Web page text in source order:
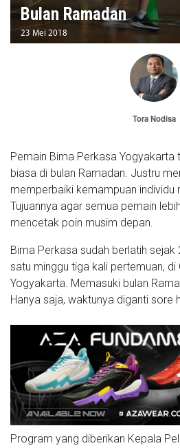
Bulan Ramadan
23 Mei 2018
Tora Nodisa
Pemain Bima Perkasa Yogyakarta
biasa di bulan Ramadan. Justru
memperbaiki kemampuan individu
Tujuannya agar semua pemain
mencetak poin musim depan.
Bima Perkasa sudah berlatih sejak
satu minggu tiga kali pertemuan, di
Yogyakarta. Memasuki bulan
Hanya saja, waktunya diganti sore
Program yang diberikan Kepala